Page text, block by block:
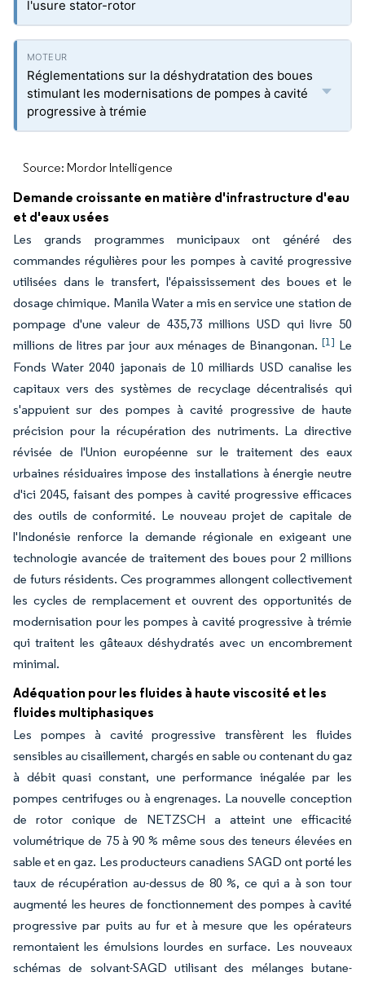
l'usure stator-rotor
Réglementations sur la déshydratation des boues
stimulant les modernisations de pompes à cavité
progressive à trémie
Source: Mordor Intelligence
Demande croissante en matière d'infrastructure d'eau
et d'eaux usées
Les grands programmes municipaux ont généré des
commandes régulières pour les pompes à cavité progressive
utilisées dans le transfert, l'épaississement des boues et le
dosage chimique. Manila Water a mis en service une station de
pompage d'une valeur de 435,73 millions USD qui livre 50
millions de litres par jour aux ménages de Binangonan. [1] Le
Fonds Water 2040 japonais de 10 milliards USD canalise les
capitaux vers des systèmes de recyclage décentralisés qui
s'appuient sur des pompes à cavité progressive de haute
précision pour la récupération des nutriments. La directive
révisée de l'Union européenne sur le traitement des eaux
urbaines résiduaires impose des installations à énergie neutre
d'ici 2045, faisant des pompes à cavité progressive efficaces
des outils de conformité. Le nouveau projet de capitale de
l'Indonésie renforce la demande régionale en exigeant une
technologie avancée de traitement des boues pour 2 millions
de futurs résidents. Ces programmes allongent collectivement
les cycles de remplacement et ouvrent des opportunités de
modernisation pour les pompes à cavité progressive à trémie
qui traitent les gâteaux déshydratés avec un encombrement
minimal.
Adéquation pour les fluides à haute viscosité et les
fluides multiphasiques
Les pompes à cavité progressive transfèrent les fluides
sensibles au cisaillement, chargés en sable ou contenant du gaz
à débit quasi constant, une performance inégalée par les
pompes centrifuges ou à engrenages. La nouvelle conception
de rotor conique de NETZSCH a atteint une efficacité
volumétrique de 75 à 90 % même sous des teneurs élevées en
sable et en gaz. Les producteurs canadiens SAGD ont porté les
taux de récupération au-dessus de 80 %, ce qui a à son tour
augmenté les heures de fonctionnement des pompes à cavité
progressive par puits au fur et à mesure que les opérateurs
remontaient les émulsions lourdes en surface. Les nouveaux
schémas de solvant-SAGD utilisant des mélanges butane-